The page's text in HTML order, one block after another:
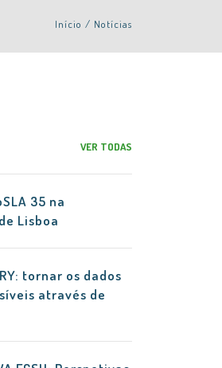
Início / Notícias
VER TODAS
35 na
Lisboa
tornar os dados
através de